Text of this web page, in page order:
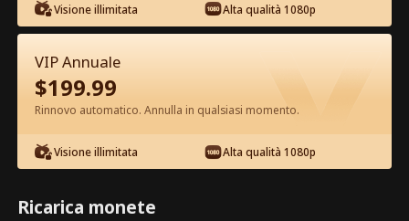
Episodio 25 - Da Capo a Sposa Film
completo
1-50 51-63 Tutti gli episodi
25 26 28
Visione illimitata Alta qualità 1080p
VIP Annuale
$199.99
Rinnovo automatico. Annulla in qualsiasi momento.
Visione illimitata Alta qualità 1080p
Ricarica monete